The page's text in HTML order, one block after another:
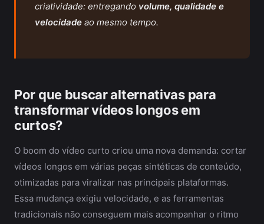
criatividade: entregando volume, qualidade e
velocidade ao mesmo tempo.
Por que buscar alternativas para
transformar vídeos longos em
curtos?
O boom do vídeo curto criou uma nova demanda: cortar
vídeos longos em várias peças sintéticas de conteúdo,
otimizadas para viralizar nas principais plataformas.
Essa mudança exigiu velocidade, e as ferramentas
tradicionais não conseguem mais acompanhar o ritmo